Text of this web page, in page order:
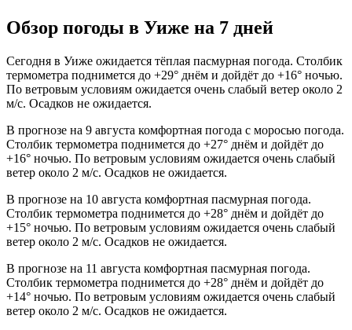
Обзор погоды в Уиже на 7 дней
Сегодня в Уиже ожидается тёплая пасмурная погода. Столбик
термометра поднимется до +29° днём и дойдёт до +16° ночью.
По ветровым условиям ожидается очень слабый ветер около 2
м/с. Осадков не ожидается.
В прогнозе на 9 августа комфортная погода с моросью погода.
Столбик термометра поднимется до +27° днём и дойдёт до
+16° ночью. По ветровым условиям ожидается очень слабый
ветер около 2 м/с. Осадков не ожидается.
В прогнозе на 10 августа комфортная пасмурная погода.
Столбик термометра поднимется до +28° днём и дойдёт до
+15° ночью. По ветровым условиям ожидается очень слабый
ветер около 2 м/с. Осадков не ожидается.
В прогнозе на 11 августа комфортная пасмурная погода.
Столбик термометра поднимется до +28° днём и дойдёт до
+14° ночью. По ветровым условиям ожидается очень слабый
ветер около 2 м/с. Осадков не ожидается.